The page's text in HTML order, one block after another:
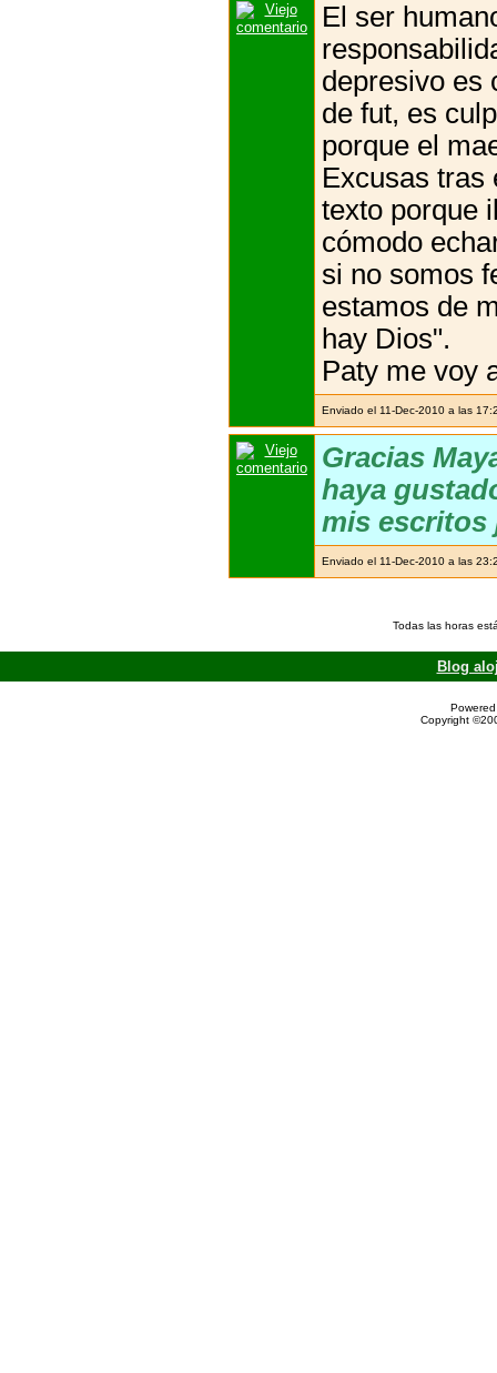
El ser
depresivo es
de fut, es
porque el
Excusas tras
texto porque
cómodo
si no somos
estamos de
hay Dios".
Paty me voy
Enviado el 11-Dec-2010 a las
Gracias
haya
mis escritos
Enviado el 11-Dec-2010 a las
Todas las horas
Blog
Copyright